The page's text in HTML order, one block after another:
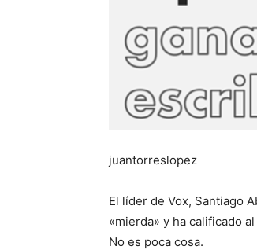
juantorreslopez
El líder de Vox, Santiago
«mierda» y ha calificado
No es poca cosa.